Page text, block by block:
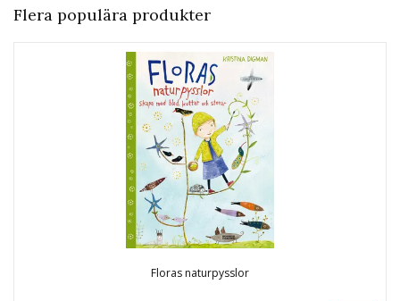
Flera populära produkter
Floras naturpysslor